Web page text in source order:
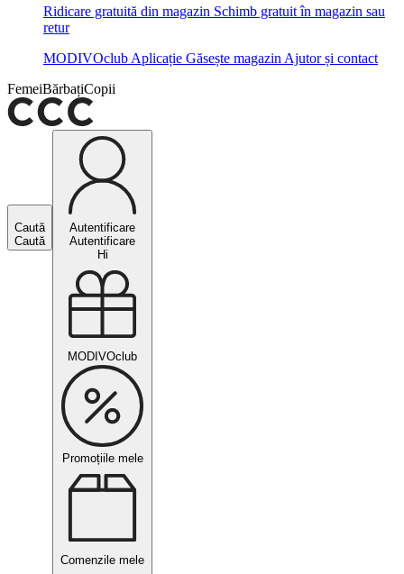
Ridicare gratuită din magazin Schimb gratuit în magazin sau
retur
MODIVOclub Aplicație Găsește magazin Ajutor și contact
FemeiBărbațiCopii
Caută
Caută
Autentificare
Autentificare
Hi
MODIVOclub
Promoțiile mele
Comenzile mele